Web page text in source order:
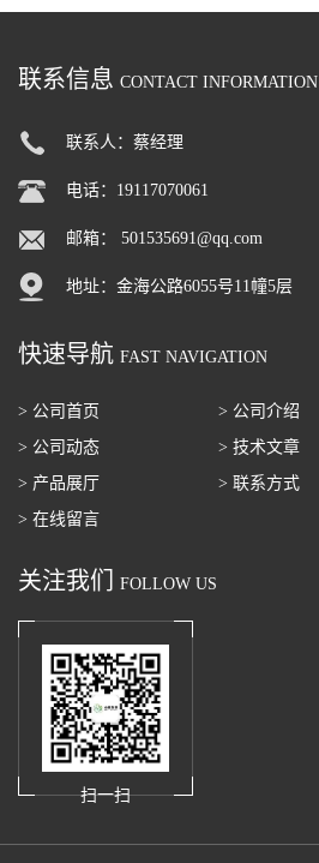
联系信息 CONTACT INFORMATION
联系人：蔡经理
电话：19117070061
邮箱： 501535691@qq.com
地址：金海公路6055号11幢5层
快速导航 FAST NAVIGATION
> 公司首页
> 公司介绍
> 公司动态
> 技术文章
> 产品展厅
> 联系方式
> 在线留言
关注我们 FOLLOW US
扫一扫